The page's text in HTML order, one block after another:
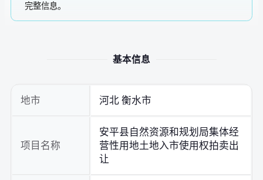
完整信息。
基本信息
地市 河北 衡水市
项目名称
安平县自然资源和规划局集体经
营性用地土地入市使用权拍卖出
让